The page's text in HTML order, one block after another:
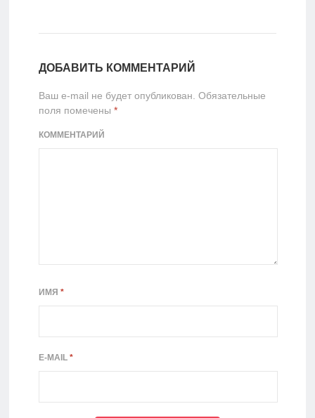
ДОБАВИТЬ КОММЕНТАРИЙ
Ваш e-mail не будет опубликован. Обязательные
поля помечены *
КОММЕНТАРИЙ
ИМЯ *
E-MAIL *